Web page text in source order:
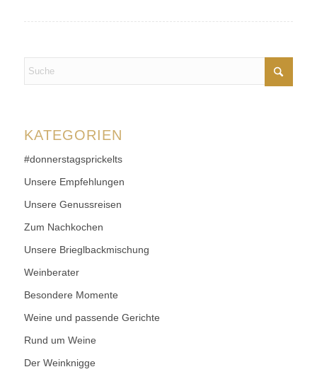
KATEGORIEN
#donnerstagsprickelts
Unsere Empfehlungen
Unsere Genussreisen
Zum Nachkochen
Unsere Brieglbackmischung
Weinberater
Besondere Momente
Weine und passende Gerichte
Rund um Weine
Der Weinknigge